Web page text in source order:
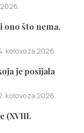
ono što nema,
kolovoza 2026.
je posijala
kolovoza 2026.
(XVIII.